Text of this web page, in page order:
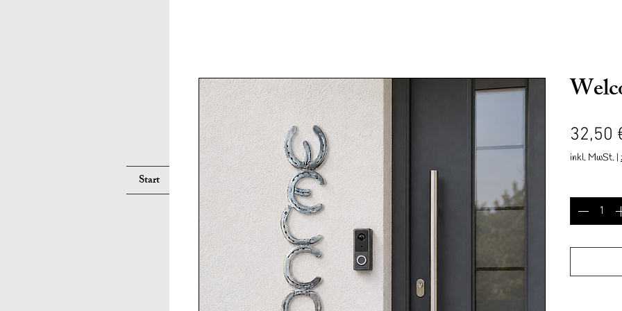
Start Services Pferd Hund Accessoires Geschenkkarte Reit & Fahrverein Mesum
32,50
inkl. MwSt.|